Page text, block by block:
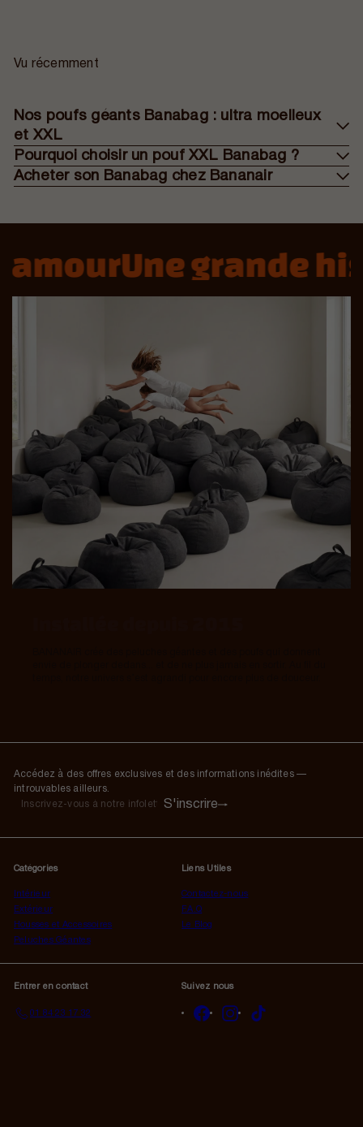
Vu récemment
Nos poufs géants Banabag : ultra moelleux
et XXL
Pourquoi choisir un pouf XXL Banabag ?
Acheter son Banabag chez Bananair
Une grande
Accédez à des offres exclusives et des informations inédites —
introuvables ailleurs.
S'inscrire
Inscrivez-
notre
S'inscrire
Catégories
Intérieur
Extérieur
Housses et Accessoires
Peluches Géantes
Liens Utiles
Contactez-nous
F.A.Q
Le Blog
Entrer en contact
01 84 23 17 32
Suivez nous
FacebookInstagram